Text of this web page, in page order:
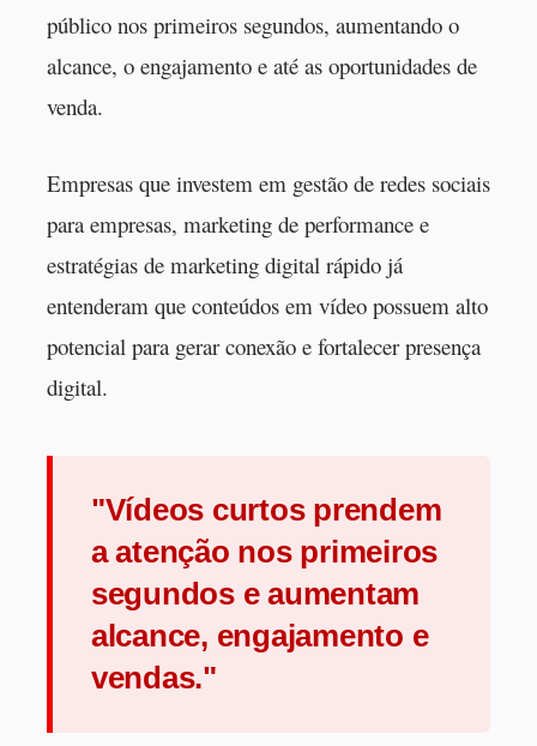
público nos primeiros segundos, aumentando o
alcance, o engajamento e até as oportunidades de
venda.
Empresas que investem em gestão de redes sociais
para empresas, marketing de performance e
estratégias de marketing digital rápido já
entenderam que conteúdos em vídeo possuem alto
potencial para gerar conexão e fortalecer presença
digital.
"Vídeos curtos prendem
a atenção nos primeiros
segundos e aumentam
alcance, engajamento e
vendas."